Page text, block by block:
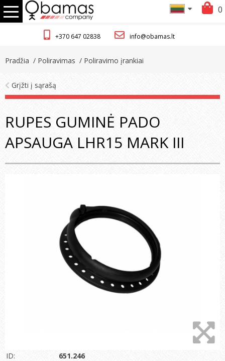
+370 647 02838 info@obamas.lt
0
Pradžia / Poliravimas / Poliravimo įrankiai
Grįžti į sąrašą
RUPES GUMINĖ PADO
APSAUGA LHR15 MARK III
ID:
651.246